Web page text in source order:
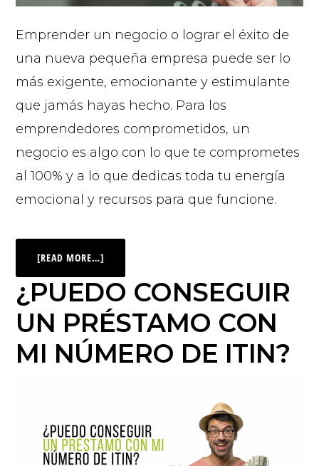
Emprender un negocio o lograr el éxito de
una nueva pequeña empresa puede ser lo
más exigente, emocionante y estimulante
que jamás hayas hecho. Para los
emprendedores comprometidos, un
negocio es algo con lo que te comprometes
al 100% y a lo que dedicas toda tu energía
emocional y recursos para que funcione.
[READ MORE…]
¿PUEDO CONSEGUIR
UN PRÉSTAMO CON
MI NÚMERO DE ITIN?